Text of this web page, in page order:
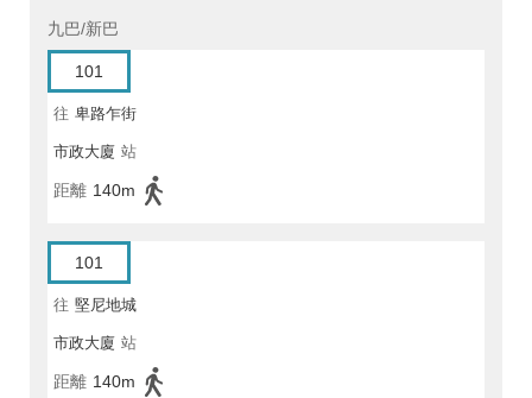
九巴/新巴
101
往 卑路乍街
市政大廈 站
距離 140m
101
往 堅尼地城
市政大廈 站
距離 140m